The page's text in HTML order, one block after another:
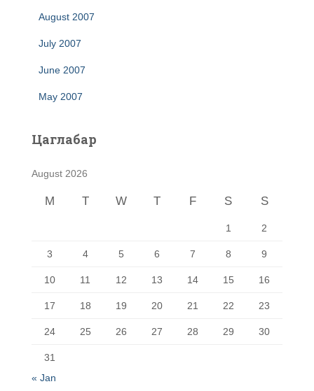
August 2007
July 2007
June 2007
May 2007
Цаглабар
August 2026
M T W T F S S
1 2
3 4 5 6 7 8 9
10 11 12 13 14 15 16
17 18 19 20 21 22 23
24 25 26 27 28 29 30
31
« Jan